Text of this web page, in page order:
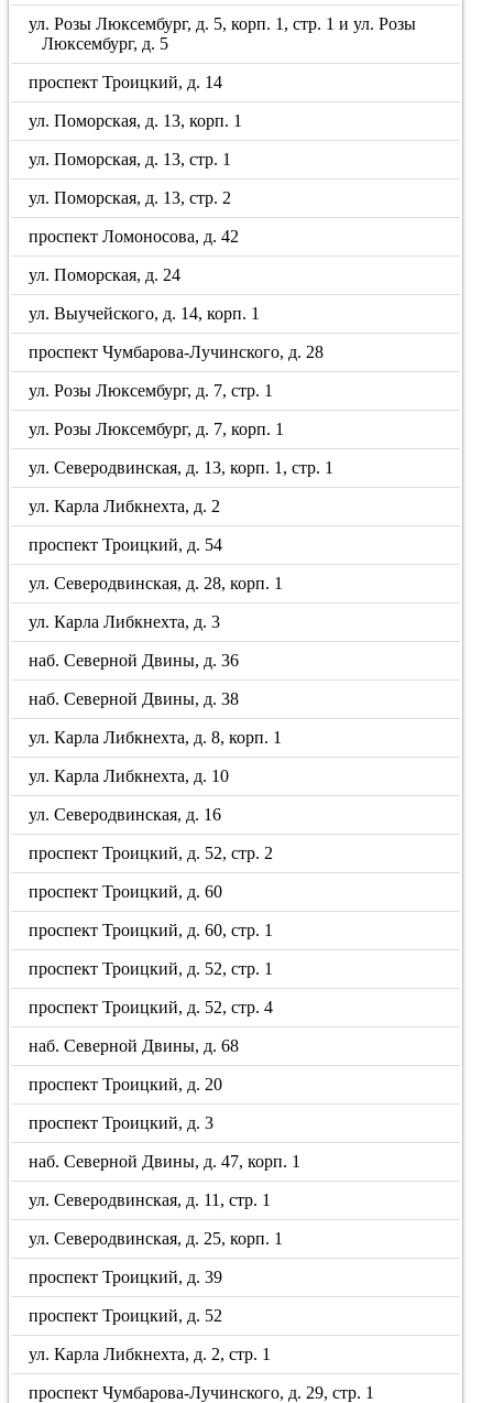
ул. Розы Люксембург, д. 5, корп. 1, стр. 1 и ул. Розы
Люксембург, д. 5
проспект Троицкий, д. 14
ул. Поморская, д. 13, корп. 1
ул. Поморская, д. 13, стр. 1
ул. Поморская, д. 13, стр. 2
проспект Ломоносова, д. 42
ул. Поморская, д. 24
ул. Выучейского, д. 14, корп. 1
проспект Чумбарова-Лучинского, д. 28
ул. Розы Люксембург, д. 7, стр. 1
ул. Розы Люксембург, д. 7, корп. 1
ул. Северодвинская, д. 13, корп. 1, стр. 1
ул. Карла Либкнехта, д. 2
проспект Троицкий, д. 54
ул. Северодвинская, д. 28, корп. 1
ул. Карла Либкнехта, д. 3
наб. Северной Двины, д. 36
наб. Северной Двины, д. 38
ул. Карла Либкнехта, д. 8, корп. 1
ул. Карла Либкнехта, д. 10
ул. Северодвинская, д. 16
проспект Троицкий, д. 52, стр. 2
проспект Троицкий, д. 60
проспект Троицкий, д. 60, стр. 1
проспект Троицкий, д. 52, стр. 1
проспект Троицкий, д. 52, стр. 4
наб. Северной Двины, д. 68
проспект Троицкий, д. 20
проспект Троицкий, д. 3
наб. Северной Двины, д. 47, корп. 1
ул. Северодвинская, д. 11, стр. 1
ул. Северодвинская, д. 25, корп. 1
проспект Троицкий, д. 39
проспект Троицкий, д. 52
ул. Карла Либкнехта, д. 2, стр. 1
проспект Чумбарова-Лучинского, д. 29, стр. 1